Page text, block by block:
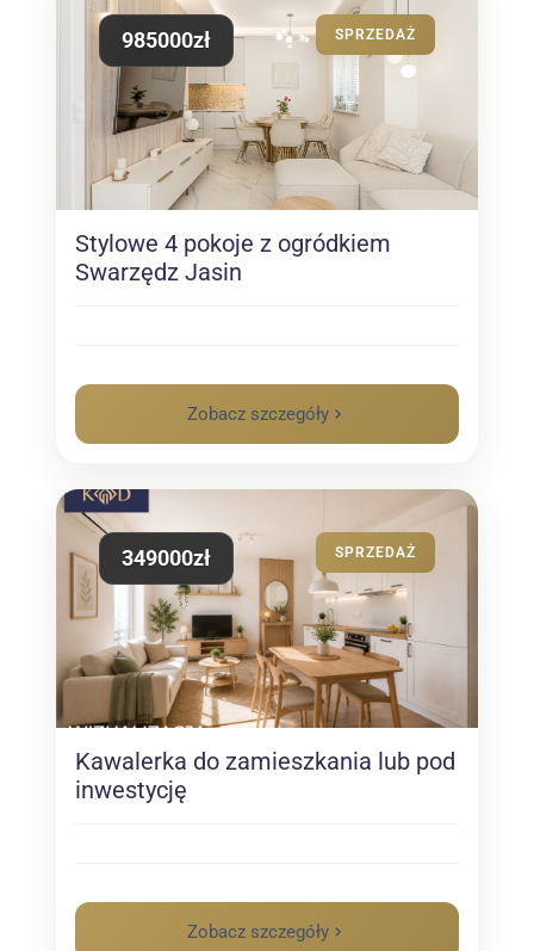
985000zł SPRZEDAŻ
Stylowe 4 pokoje z ogródkiem
Swarzędz Jasin
Zobacz szczegóły
349000zł SPRZEDAŻ
Kawalerka do zamieszkania lub pod
inwestycję
Zobacz szczegóły